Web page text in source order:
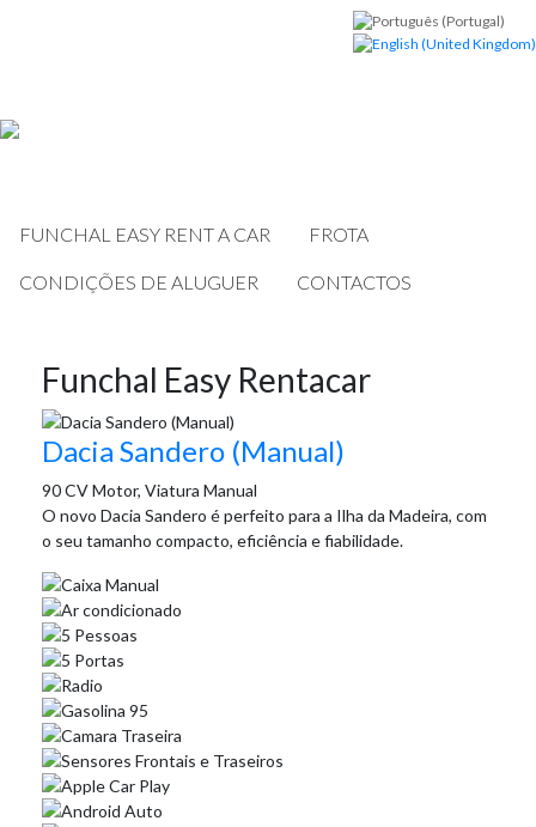
FUNCHAL EASY RENT A CAR FROTA
CONDIÇÕES DE ALUGUER CONTACTOS
Funchal Easy Rentacar
Dacia Sandero (Manual)
90 CV Motor, Viatura Manual
O novo Dacia Sandero é perfeito para a Ilha da Madeira, com
o seu tamanho compacto, eficiência e fiabilidade.